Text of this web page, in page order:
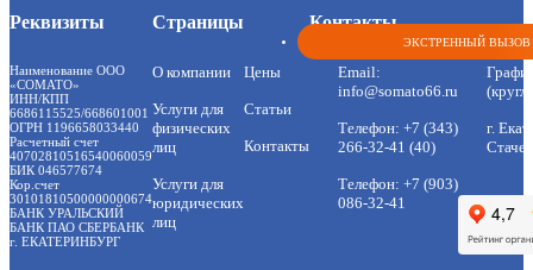
Реквизиты
Наименование ООО
«СОМАТО»
ИНН/КПП
6686115525/668601001
ОГРН 1196658033440
Расчетный счет
40702810516540060059
БИК 046577674
Кор.счет
30101810500000000674
БАНК УРАЛЬСКИЙ
БАНК ПАО СБЕРБАНК
г. ЕКАТЕРИНБУРГ
Страницы
О компании
Услуги для
физических
лиц
Услуги для
юридических
лиц
Цены
Статьи
Контакты
Контакты
Email:
info@somato66.ru
Телефон: +7 (343)
266-32-41 (40)
Телефон: +7 (903)
086-32-41
ЭКСТРЕННЫЙ ВЫЗОВ
г.